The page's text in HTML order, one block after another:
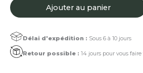
de
Guyane®
Grage
Ajouter au panier
Délai d'expédition : Sous 6 à 10 jours
Retour possible : 14 jours pour vous